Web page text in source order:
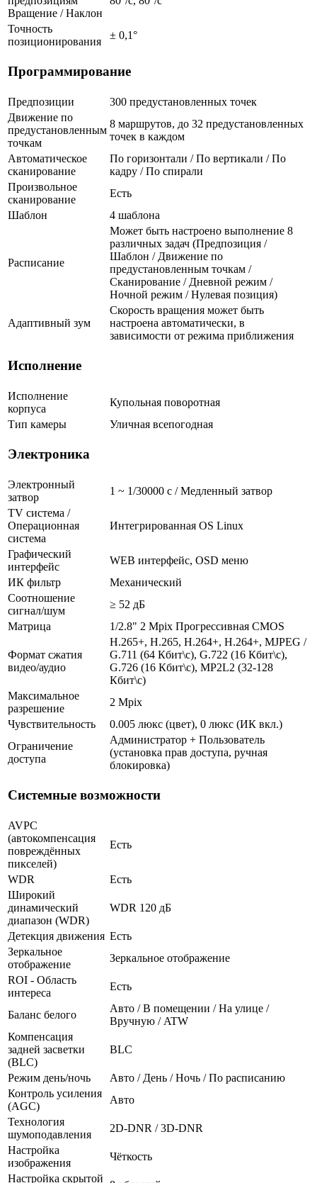
Вращение / Наклон
Точность
позиционирования
± 0,1°
Программирование
Предпозиции
300 предустановленных точек
Движение по
предустановленным
точкам
8 маршрутов, до 32 предустановленных
точек в каждом
Автоматическое
сканирование
По горизонтали / По вертикали / По
кадру / По спирали
Произвольное
сканирование
Есть
Шаблон
4 шаблона
Расписание
Может быть настроено выполнение 8
различных задач (Предпозиция /
Шаблон / Движение по
предустановленным точкам /
Сканирование / Дневной режим /
Ночной режим / Нулевая позиция)
Адаптивный зум
Скорость вращения может быть
настроена автоматически, в
зависимости от режима приближения
Исполнение
Исполнение
корпуса
Купольная поворотная
Тип камеры
Уличная всепогодная
Электроника
Электронный
затвор
1 ~ 1/30000 с / Медленный затвор
TV система /
Операционная
система
Интегрированная OS Linux
Графический
интерфейс
WEB интерфейс, OSD меню
ИК фильтр
Механический
Соотношение
сигнал/шум
≥ 52 дБ
Матрица
1/2.8" 2 Mpix Прогрессивная CMOS
Формат сжатия
видео/аудио
H.265+, H.265, H.264+, H.264+, MJPEG /
G.711 (64 Кбит\с), G.722 (16 Кбит\с),
G.726 (16 Кбит\с), MP2L2 (32-128
Кбит\с)
Максимальное
разрешение
2 Mpix
Чувствительность
0.005 люкс (цвет), 0 люкс (ИК вкл.)
Ограничение
доступа
Администратор + Пользователь
(установка прав доступа, ручная
блокировка)
Системные возможности
AVPC
(автокомпенсация
повреждённых
пикселей)
Есть
WDR
Есть
Широкий
динамический
диапазон (WDR)
WDR 120 дБ
Детекция движения Есть
Зеркальное
отображение
Зеркальное отображение
ROI - Область
интереса
Есть
Баланс белого
Авто / В помещении / На улице /
Вручную / ATW
Компенсация
задней засветки
(BLC)
BLC
Режим день/ночь
Авто / День / Ночь / По расписанию
Контроль усиления
(AGC)
Авто
Технология
шумоподавления
2D-DNR / 3D-DNR
Настройка
изображения
Чёткость
Настройка скрытой